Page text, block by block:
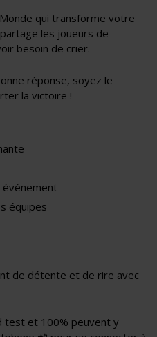
qui transforme votre
les joueurs de
besoin de crier.
réponse, soyez le
la victoire !
événement
équipes
de détente et de rire avec
test et 100% peuvent y